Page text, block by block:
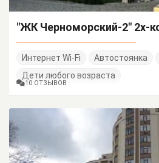
Интернет Wi-Fi Автостоянка
Дети любого возраста
10 ОТЗЫВОВ